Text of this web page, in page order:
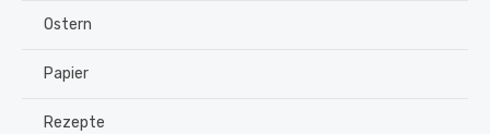
Ostern
Papier
Rezepte